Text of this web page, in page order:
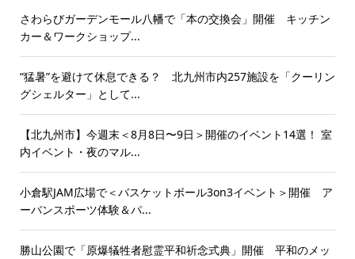
さわらびガーデンモール八幡で「本の交換会」開催 キッチン
カー＆ワークショップ...
“猛暑”を避けて休息できる？ 北九州市内257施設を「クーリン
グシェルター」として...
【北九州市】今週末＜8月8日〜9日＞開催のイベント14選！ 室
内イベント・夜のマル...
小倉駅JAM広場で＜バスケットボール3on3イベント＞開催 ア
ーバンスポーツ体験＆パ...
勝山公園で「原爆犠牲者慰霊平和祈念式典」開催 平和のメッ